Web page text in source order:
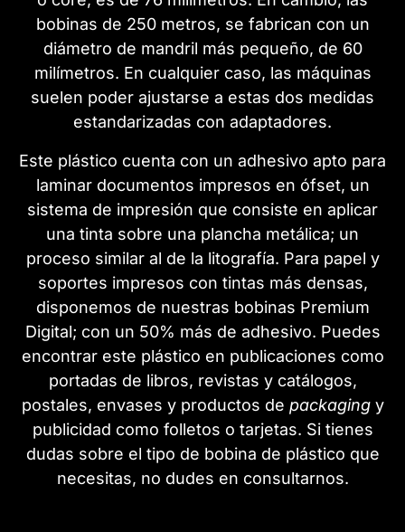
bobinas de 250 metros, se fabrican con un
diámetro de mandril más pequeño, de 60
milímetros. En cualquier caso, las máquinas
suelen poder ajustarse a estas dos medidas
estandarizadas con adaptadores.
Este plástico cuenta con un adhesivo apto para
laminar documentos impresos en ófset, un
sistema de impresión que consiste en aplicar
una tinta sobre una plancha metálica; un
proceso similar al de la litografía. Para papel y
soportes impresos con tintas más densas,
disponemos de nuestras bobinas Premium
Digital; con un 50% más de adhesivo. Puedes
encontrar este plástico en publicaciones como
portadas de libros, revistas y catálogos,
postales, envases y productos de packaging y
publicidad como folletos o tarjetas. Si tienes
dudas sobre el tipo de bobina de plástico que
necesitas, no dudes en consultarnos.